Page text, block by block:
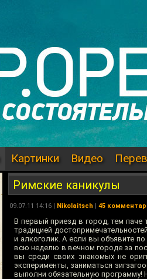
Картинки Видео
Римские каникулы
09.07.11 14:16 | Nikolaitsch | 45
В первый приезд в город, тем
традицией
и алкоголик. А если вы объявите
всю неделю в вечном городе за
вы среди своих знакомых не
эксперименты, заниматься
выполни обязательную программу!